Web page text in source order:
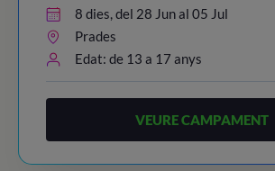
8 dies, del 28 Jun al 05 Jul
Prades
Edat: de 13 a 17 anys
VEURE CAMPAMENT